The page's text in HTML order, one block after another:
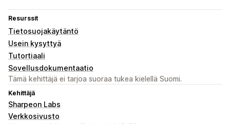
Resurssit
Tietosuojakäytäntö
Usein kysyttyä
Tutortiaali
Sovellusdokumentaatio
Tämä kehittäjä ei tarjoa suoraa tukea kielellä Suomi.
Kehittäjä
Sharpeon Labs
Verkkosivusto